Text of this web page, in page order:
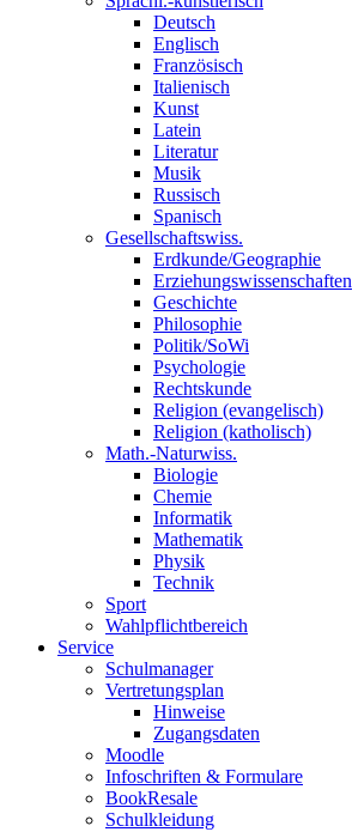
Deutsch
Englisch
Französisch
Italienisch
Kunst
Latein
Literatur
Musik
Russisch
Spanisch
Gesellschaftswiss.
Erdkunde/Geographie
Erziehungswissenschaften
Geschichte
Philosophie
Politik/SoWi
Psychologie
Rechtskunde
Religion (evangelisch)
Religion (katholisch)
Math.-Naturwiss.
Biologie
Chemie
Informatik
Mathematik
Physik
Technik
Sport
Wahlpflichtbereich
Service
Schulmanager
Vertretungsplan
Hinweise
Zugangsdaten
Moodle
Infoschriften & Formulare
BookResale
Schulkleidung